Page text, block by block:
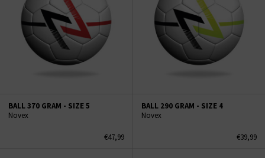
BALL 370 GRAM - SIZE 5
Novex
€47,99
BALL 290 GRAM - SIZE 4
Novex
€39,99